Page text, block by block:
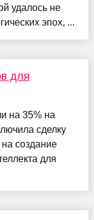
удалось не
эпох, ...
для
на 35% на
сделку
создание
для